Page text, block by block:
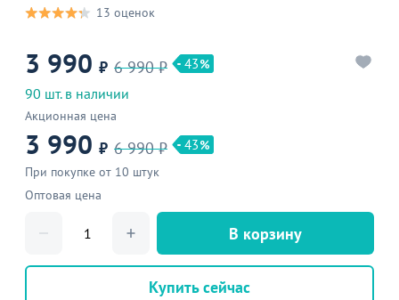
13 оценок
3 990 ₽ 6 990 ₽ 43
90 шт. в наличии
Акционная цена
3 990 ₽ 6 990 ₽ 43
При покупке от 10 штук
Оптовая цена
В корзину
Купить сейчас